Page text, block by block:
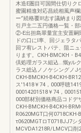
木造E圏目可国間仕切りク
蜜園精進対応昌続相風声
ー'‘続格覆lI!志す議納まり
引戸主二五円価格一覧・
②-E出担島翠量宜主安置嗣
ドの口にl率、回ジェラタ
回フ宥レストパテ、阻ニ
ります。CKH-BMCKH・
倶処理ガラス組込...慨yル
ラス総込ノノケシングノJ
CKH-BMCKH-B4CKH-
ス'1418￥74，000呼聴
00014201518￥74，
000部材別価格商品コドデ
CKH-BMCKH-B4CKH-
R0620MGT口何
τ0620MGTロT0718JJ7シ
MCVDA1218R/LMCV口